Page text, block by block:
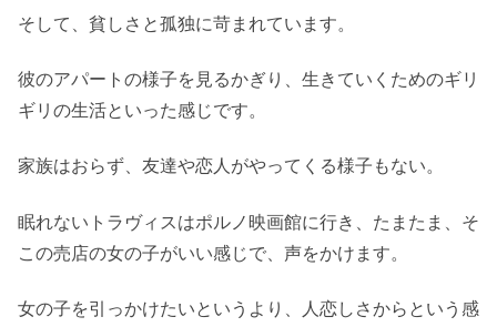
そして、貧しさと孤独に苛まれています。
彼のアパートの様子を見るかぎり、生きていくためのギリ
ギリの生活といった感じです。
家族はおらず、友達や恋人がやってくる様子もない。
眠れないトラヴィスはポルノ映画館に行き、たまたま、そ
この売店の女の子がいい感じで、声をかけます。
女の子を引っかけたいというより、人恋しさからという感